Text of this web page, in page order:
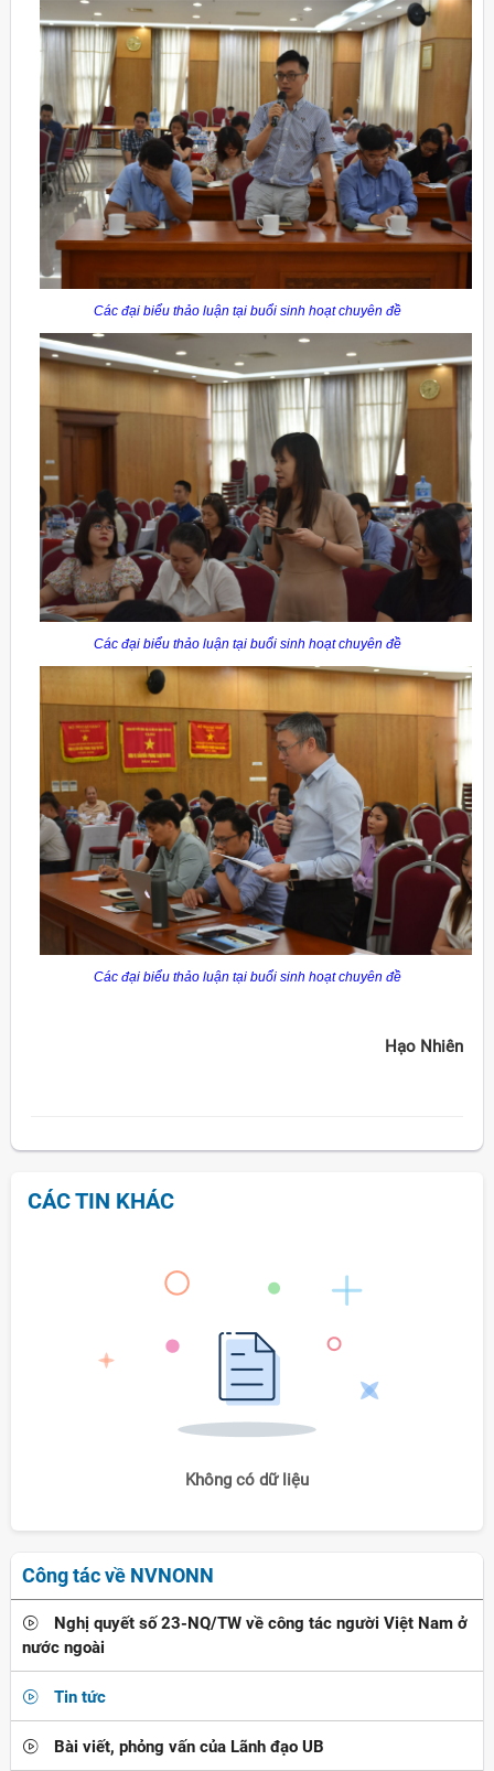
Các đại biểu thảo luận tại buổi sinh hoạt chuyên đề
Các đại biểu thảo luận tại buổi sinh hoạt chuyên đề
Các đại biểu thảo luận tại buổi sinh hoạt chuyên đề
Hạo Nhiên
CÁC TIN KHÁC
Không có dữ liệu
Công tác về NVNONN
Nghị quyết số 23-NQ/TW về công tác người Việt Nam ở
nước ngoài
Tin tức
Bài viết, phỏng vấn của Lãnh đạo UB